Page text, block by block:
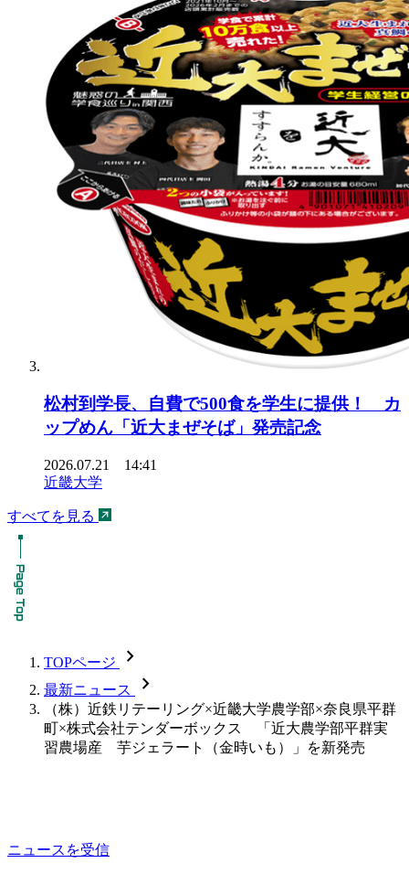
松村到学長、自費で500食を学生に提供！ カ
ップめん「近大まぜそば」発売記念
2026.07.21 14:41
近畿大学
すべてを見る
TOPページ chevron_forward
最新ニュース chevron_forward
（株）近鉄リテーリング×近畿大学農学部×奈良県平群
町×株式会社テンダーボックス 「近大農学部平群実
習農場産 芋ジェラート（金時いも）」を新発売
ニュースを受信